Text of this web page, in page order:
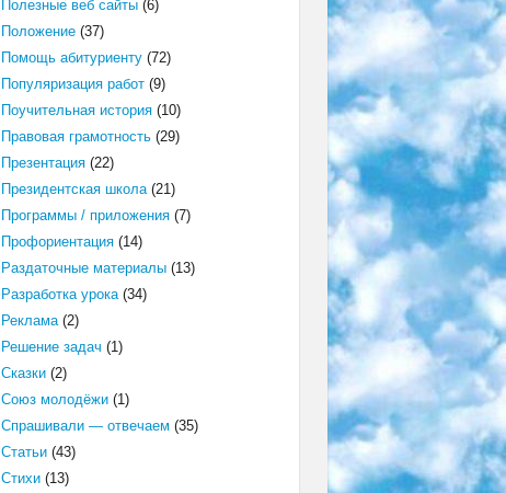
Полезные веб сайты(6)
Положение(37)
Помощь абитуриенту(72)
Популяризация работ(9)
Поучительная история(10)
Правовая грамотность(29)
Презентация(22)
Президентская школа(21)
Программы / приложения(7)
Профориентация(14)
Раздаточные материалы(13)
Разработка урока(34)
Реклама(2)
Решение задач (1)
Сказки(2)
Союз молодёжи(1)
Спрашивали — отвечаем (35)
Статьи(43)
Стихи(13)